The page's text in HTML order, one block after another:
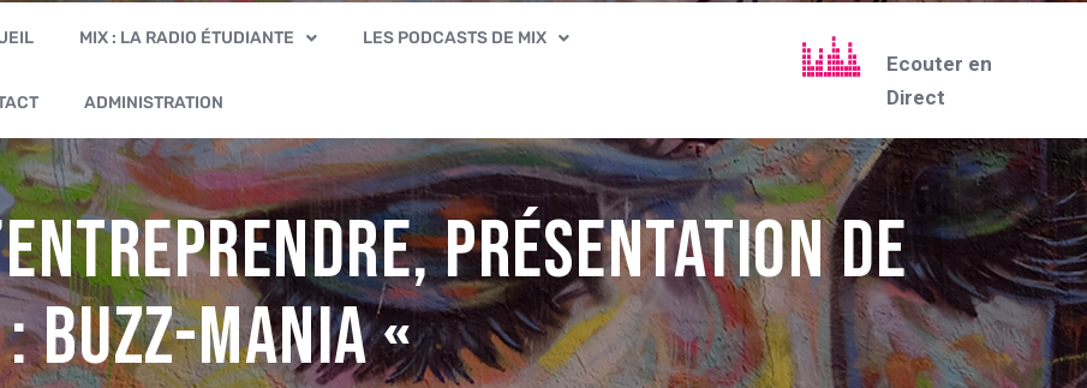
MIX : LA RADIO ÉTUDIANTE LES PODCASTS DE MIX
ADMINISTRATION
Ecouter en
Direct
présentation de
Buzz-Mania «